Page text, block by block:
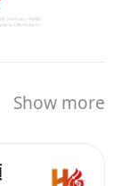
Show more